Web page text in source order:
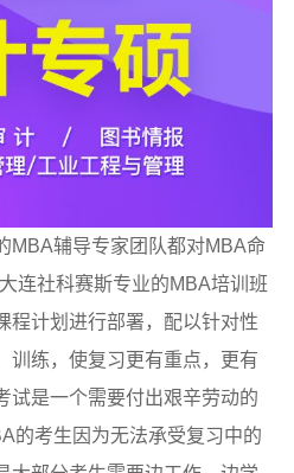
MBA辅导专家团队都对MBA命
连社科赛斯专业的MBA培训班
程计划进行部署，配以针对性
训练，使复习更有重点，更有
试是一个需要付出艰辛劳动的
的考生因为无法承受复习中的